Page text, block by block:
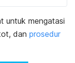
untuk mengatasi
dan prosedur